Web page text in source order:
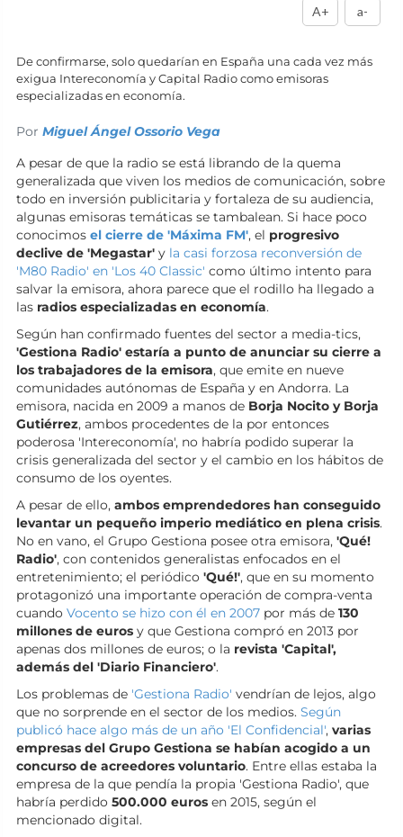
A+ a-
De confirmarse, solo quedarían en España una cada vez más
exigua Intereconomía y Capital Radio como emisoras
especializadas en economía.
Por Miguel Ángel Ossorio Vega
A pesar de que la radio se está librando de la quema
generalizada que viven los medios de comunicación, sobre
todo en inversión publicitaria y fortaleza de su audiencia,
algunas emisoras temáticas se tambalean. Si hace poco
conocimos el cierre de 'Máxima FM', el progresivo
declive de 'Megastar' y la casi forzosa reconversión de
'M80 Radio' en 'Los 40 Classic' como último intento para
salvar la emisora, ahora parece que el rodillo ha llegado a
las radios especializadas en economía.
Según han confirmado fuentes del sector a media-tics,
'Gestiona Radio' estaría a punto de anunciar su cierre a
los trabajadores de la emisora, que emite en nueve
comunidades autónomas de España y en Andorra. La
emisora, nacida en 2009 a manos de Borja Nocito y Borja
Gutiérrez, ambos procedentes de la por entonces
poderosa 'Intereconomía', no habría podido superar la
crisis generalizada del sector y el cambio en los hábitos de
consumo de los oyentes.
A pesar de ello, ambos emprendedores han conseguido
levantar un pequeño imperio mediático en plena crisis.
No en vano, el Grupo Gestiona posee otra emisora, 'Qué!
Radio', con contenidos generalistas enfocados en el
entretenimiento; el periódico 'Qué!', que en su momento
protagonizó una importante operación de compra-venta
cuando Vocento se hizo con él en 2007 por más de 130
millones de euros y que Gestiona compró en 2013 por
apenas dos millones de euros; o la revista 'Capital',
además del 'Diario Financiero'.
Los problemas de 'Gestiona Radio' vendrían de lejos, algo
que no sorprende en el sector de los medios. Según
publicó hace algo más de un año 'El Confidencial', varias
empresas del Grupo Gestiona se habían acogido a un
concurso de acreedores voluntario. Entre ellas estaba la
empresa de la que pendía la propia 'Gestiona Radio', que
habría perdido 500.000 euros en 2015, según el
mencionado digital.